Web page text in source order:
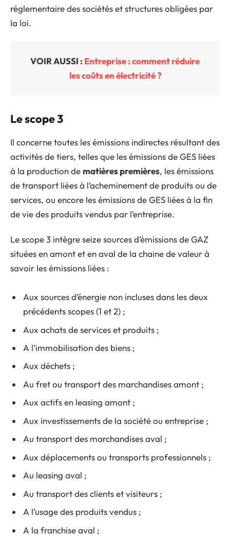
réglementaire des sociétés et structures obligées par
la loi.
VOIR AUSSI : Entreprise : comment réduire
les coûts en électricité ?
Le scope 3
Il concerne toutes les émissions indirectes résultant des
activités de tiers, telles que les émissions de GES liées
à la production de matières premières, les émissions
de transport liées à l’acheminement de produits ou de
services, ou encore les émissions de GES liées à la fin
de vie des produits vendus par l’entreprise.
Le scope 3 intègre seize sources d’émissions de GAZ
situées en amont et en aval de la chaine de valeur à
savoir les émissions liées :
Aux sources d’énergie non incluses dans les deux
précédents scopes (1 et 2) ;
Aux achats de services et produits ;
A l’immobilisation des biens ;
Aux déchets ;
Au fret ou transport des marchandises amont ;
Aux actifs en leasing amont ;
Aux investissements de la société ou entreprise ;
Au transport des marchandises aval ;
Aux déplacements ou transports professionnels ;
Au leasing aval ;
Au transport des clients et visiteurs ;
A l’usage des produits vendus ;
A la franchise aval ;